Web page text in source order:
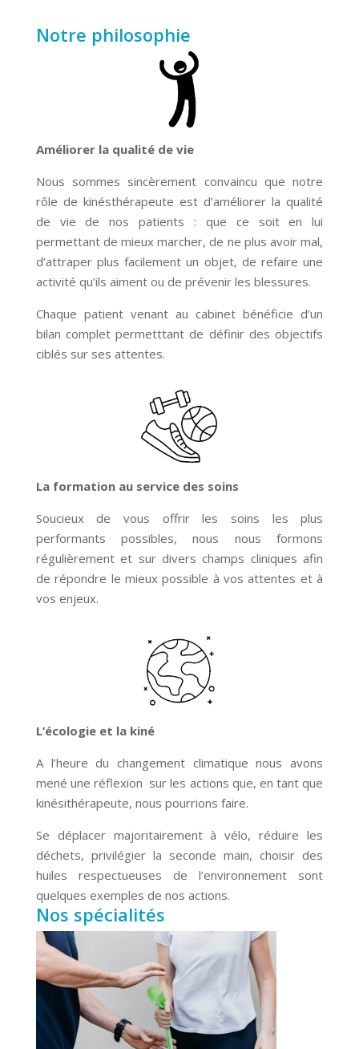
Notre philosophie
Améliorer la qualité de vie
Nous sommes sincèrement convaincu que notre
rôle de kinésthérapeute est d’améliorer la qualité
de vie de nos patients : que ce soit en lui
permettant de mieux marcher, de ne plus avoir mal,
d’attraper plus facilement un objet, de refaire une
activité qu’ils aiment ou de prévenir les blessures.
Chaque patient venant au cabinet bénéficie d’un
bilan complet permetttant de définir des objectifs
ciblés sur ses attentes.
La formation au service des soins
Soucieux de vous offrir les soins les plus
performants possibles, nous nous formons
régulièrement et sur divers champs cliniques afin
de répondre le mieux possible à vos attentes et à
vos enjeux.
L’écologie et la kiné
A l’heure du changement climatique nous avons
mené une réflexion sur les actions que, en tant que
kinésithérapeute, nous pourrions faire.
Se déplacer majoritairement à vélo, réduire les
déchets, privilégier la seconde main, choisir des
huiles respectueuses de l’environnement sont
quelques exemples de nos actions.
Nos spécialités